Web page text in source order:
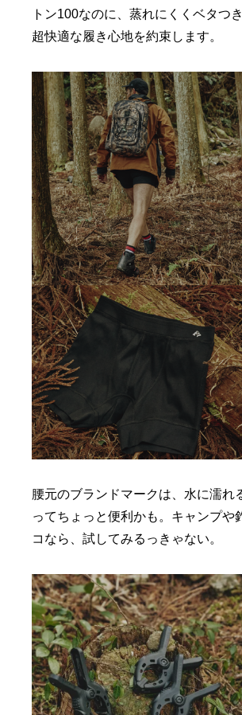
トン100なのに、蒸れにくくベタつ
超快適な履き心地を約束します。
腰元のブランドマークは、水に濡れ
ってちょっと便利かも。キャンプや
コなら、試してみるっきゃない。